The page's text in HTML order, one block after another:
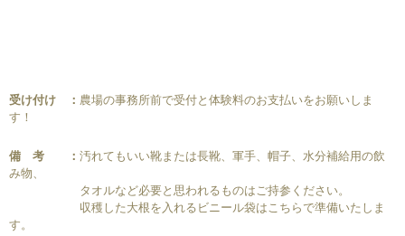
受け付け ： 農場の事務所前で受付と体験料のお支払いをお願いしま
す！
備 考 ： 汚れてもいい靴または長靴、軍手、帽子、水分補給用の飲
み物、
タオルなど必要と思われるものはご持参ください。
収穫した大根を入れるビニール袋はこちらで準備いたしま
す。